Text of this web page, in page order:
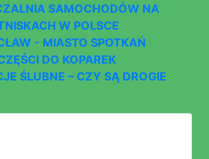
SAMOCHODÓW NA
W POLSCE
- MIASTO SPOTKAŃ
DO KOPAREK
ŚLUBNE – CZY SĄ DROGIE